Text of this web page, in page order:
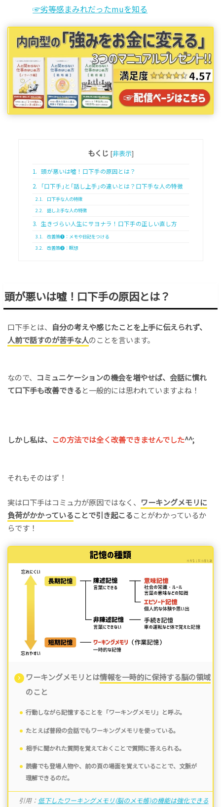
☞劣等感まみれだったmuを知る
もくじ [非表示]
1. 頭が悪いは噓！口下手の原因とは？
2.
｢口下手｣と｢話し上手｣の違いとは？口下手な人の特徴
2.1.
口下手な人の特徴
2.2. 話し上手な人の特徴
3. 生きづらい人生にサヨナラ！口下手の正しい直し方
3.1. 改善策❶：メモや日記をつける
3.2. 改善策❷：瞑想
頭が悪いは噓！口下手の原因とは？
口下手とは、 自分の考えや感じたことを上手に伝えられず、
人前で話すのが苦手な人のことを言います。
なので、 コミュニケーションの機会を増やせば、会話に慣れ
て口下手も改善できると一般的には思われていますよね！
しかし私は、 この方法では全く改善できませんでした^^;
それもそのはず！
実は口下手はコミュ力が原因ではなく、 ワーキングメモリに
負荷がかかっていることで引き起こることがわかっているか
らです！
ワーキングメモリとは情報を一時的に保持する脳の領域
のこと
行動しながら記憶することを「ワーキングメモリ」と呼ぶ。
たとえば普段の会話でもワーキングメモリを使っている。
相手に聞かれた質問を覚えておく ことで質問に答えられる。
読書でも登場人物や、前の頁の場面を覚えていることで、 文脈が
理解できるのだ。
引用： 低下したワーキングメモリ(脳のメモ帳)の機能は強化できる